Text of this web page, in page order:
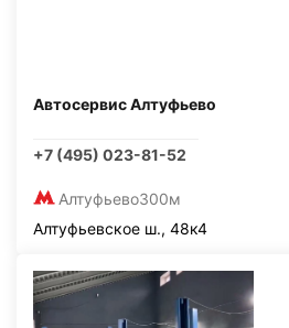
Автосервис Алтуфьево
+7 (495) 023-81-52
Алтуфьево300м
Алтуфьевское ш., 48к4